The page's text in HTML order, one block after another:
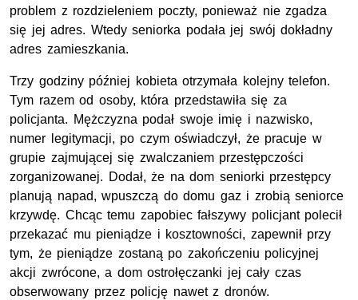
problem z rozdzieleniem poczty, ponieważ nie zgadza
się jej adres. Wtedy seniorka podała jej swój dokładny
adres zamieszkania.
Trzy godziny później kobieta otrzymała kolejny telefon.
Tym razem od osoby, która przedstawiła się za
policjanta. Mężczyzna podał swoje imię i nazwisko,
numer legitymacji, po czym oświadczył, że pracuje w
grupie zajmującej się zwalczaniem przestępczości
zorganizowanej. Dodał, że na dom seniorki przestępcy
planują napad, wpuszczą do domu gaz i zrobią seniorce
krzywdę. Chcąc temu zapobiec fałszywy policjant polecił
przekazać mu pieniądze i kosztowności, zapewnił przy
tym, że pieniądze zostaną po zakończeniu policyjnej
akcji zwrócone, a dom ostrołęczanki jej cały czas
obserwowany przez policję nawet z dronów.